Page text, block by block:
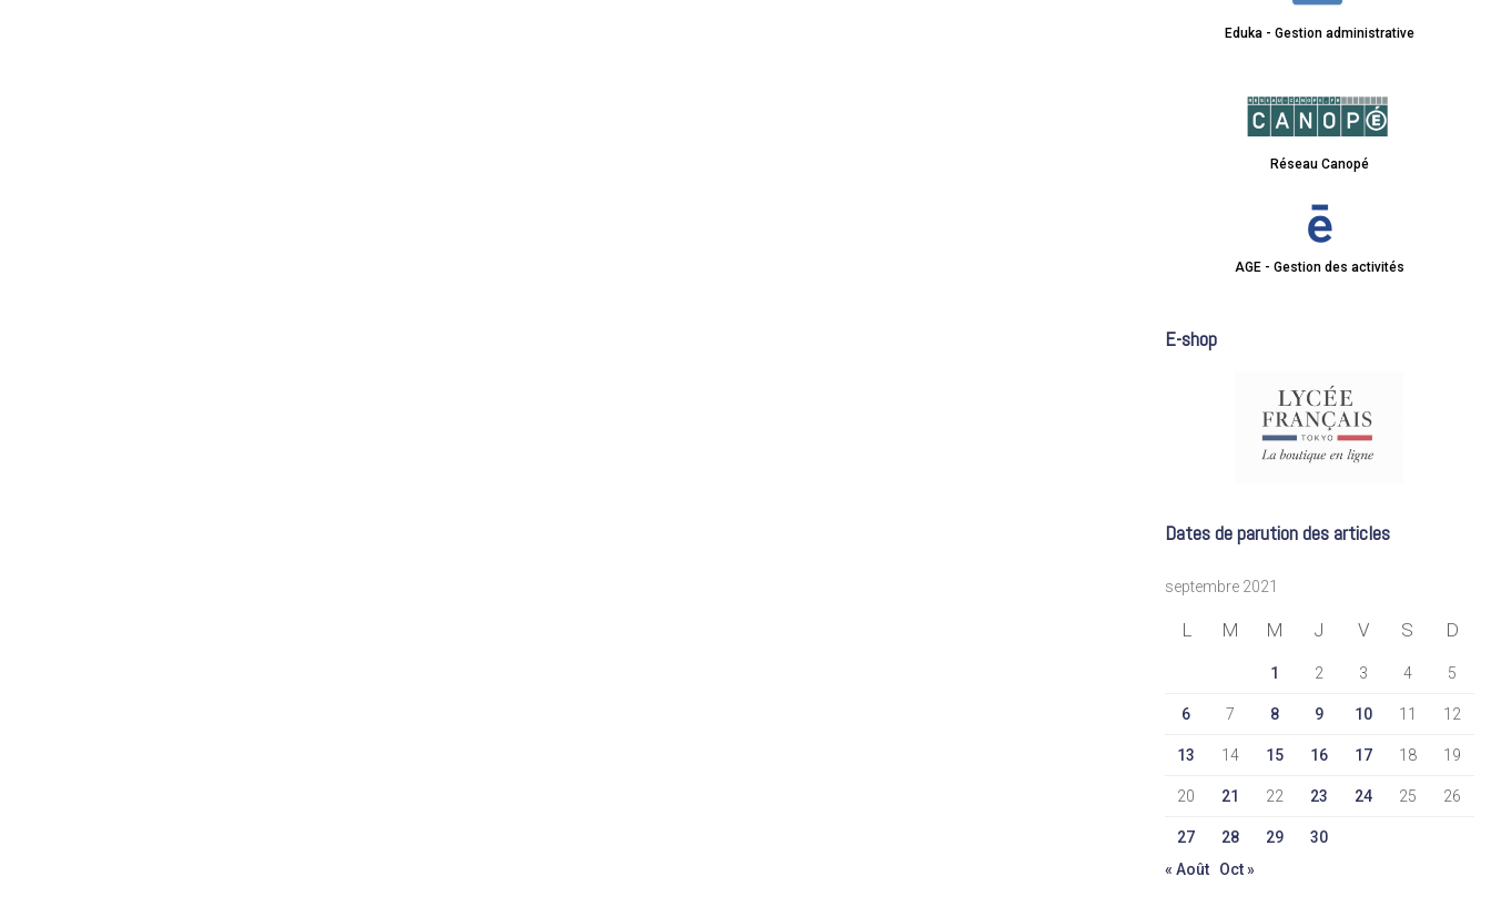
Eduka - Gestion administrative
Réseau Canopé
AGE - Gestion des activités
E-shop
Dates de parution des articles
septembre 2021
L M M J V S D
1 2 3 4 5
6 7 8 9 10 11 12
13 14 15 16 17 18 19
20 21 22 23 24 25 26
27 28 29
30
« Août
Oct »